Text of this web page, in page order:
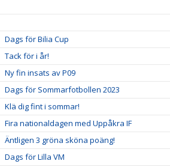
Dags för Bilia Cup
Tack för i år!
Ny fin insats av P09
Dags för Sommarfotbollen 2023
Klä dig fint i sommar!
Fira nationaldagen med Uppåkra IF
Äntligen 3 gröna sköna poäng!
Dags för Lilla VM